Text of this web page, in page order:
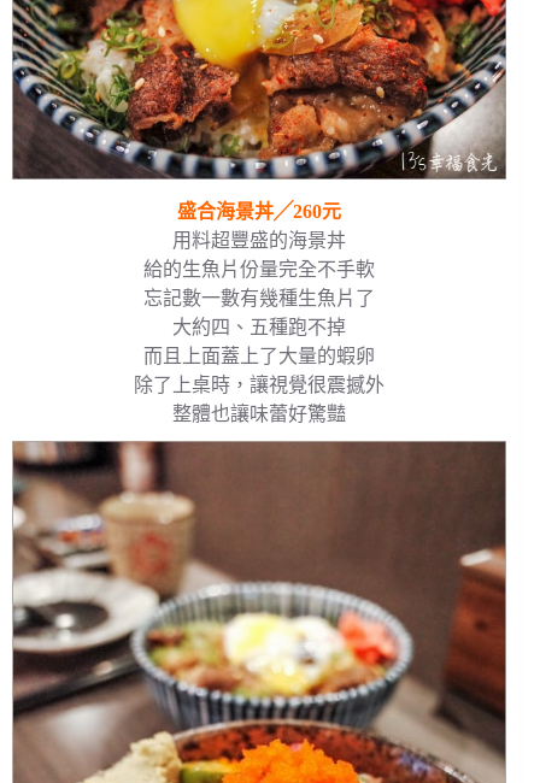
盛合海景丼╱260元
用料超豐盛的海景丼
給的生魚片份量完全不手軟
忘記數一數有幾種生魚片了
大約四、五種跑不掉
而且上面蓋上了大量的蝦卵
除了上桌時，讓視覺很震撼外
整體也讓味蕾好驚豔